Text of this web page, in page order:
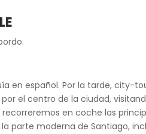
en español. Por la tarde, city-
el centro de la ciudad,
en coche las
parte moderna de Santiago,